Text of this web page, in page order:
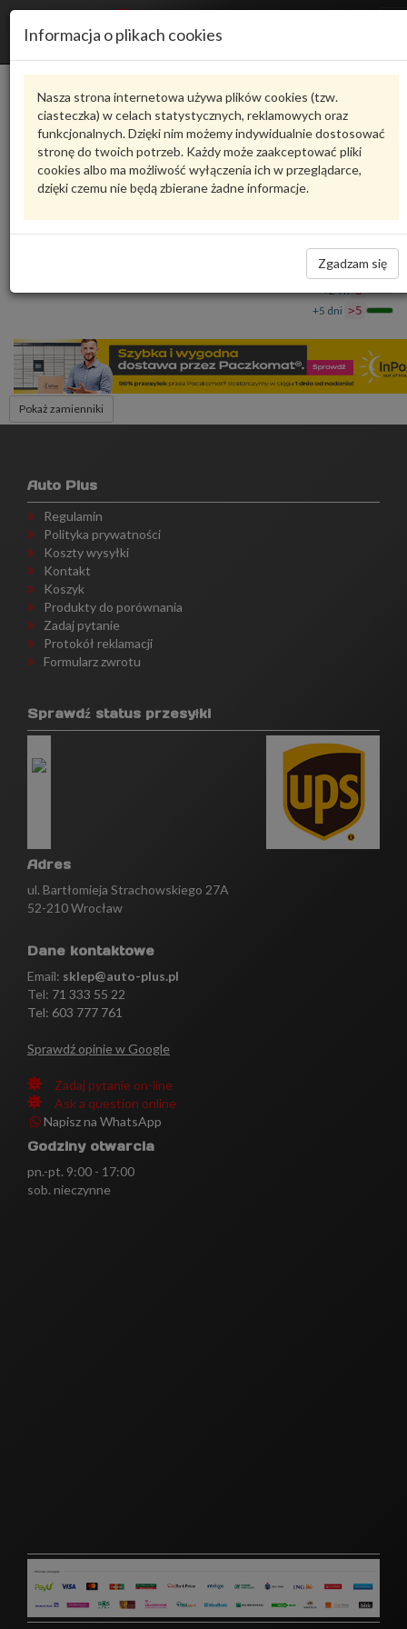
Informacja o plikach cookies
Nasza strona internetowa używa plików cookies (tzw.
ciasteczka) w celach statystycznych, reklamowych oraz
funkcjonalnych. Dzięki nim możemy indywidualnie dostosować
stronę do twoich potrzeb. Każdy może zaakceptować pliki
cookies albo ma możliwość wyłączenia ich w przeglądarce,
dzięki czemu nie będą zbierane żadne informacje.
Zgadzam się
Karta produktu
4M0817119AVAG
VAG - produkt oryginalny VW AUDI SEAT SKODA
Wzmocnienie dachu 4M0817119A VAG
120,24 zł
Dostępność
Wrocław 0
+24 h 8
+5 dni >5
Pokaż zamienniki
Auto Plus
Regulamin
Polityka prywatności
Koszty wysyłki
Kontakt
Koszyk
Produkty do porównania
Zadaj pytanie
Protokół reklamacji
Formularz zwrotu
Sprawdź status przesyłki
Adres
ul. Bartłomieja Strachowskiego 27A
52-210 Wrocław
Dane kontaktowe
Email: sklep@auto-plus.pl
Tel: 71 333 55 22
Tel: 603 777 761
Sprawdź opinie w Google
Zadaj pytanie on-line
Ask a question online
Napisz na WhatsApp
Godziny otwarcia
pn.-pt. 9:00 - 17:00
sob. nieczynne